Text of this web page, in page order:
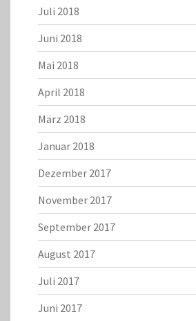
Juli 2018
Juni 2018
Mai 2018
April 2018
März 2018
Januar 2018
Dezember 2017
November 2017
September 2017
August 2017
Juli 2017
Juni 2017